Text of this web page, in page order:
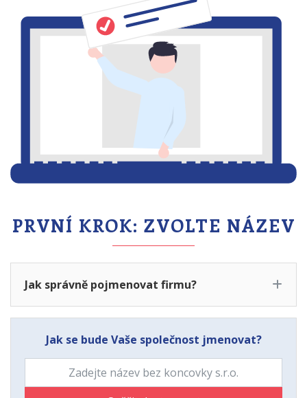
PRVNÍ KROK: ZVOLTE NÁZEV
Jak správně pojmenovat firmu?
Jak se bude Vaše společnost jmenovat?